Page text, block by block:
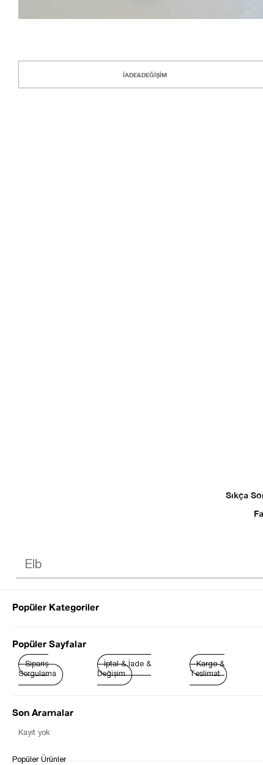
İADE&DEĞİŞİM
Sıkça
© 2025
Popüler Kategoriler
Popüler Sayfalar
Sipariş
Sorgulama
İptal & İade &
Değişim
Kargo &
Teslimat
Son Aramalar
Kayıt yok
Popüler Ürünler